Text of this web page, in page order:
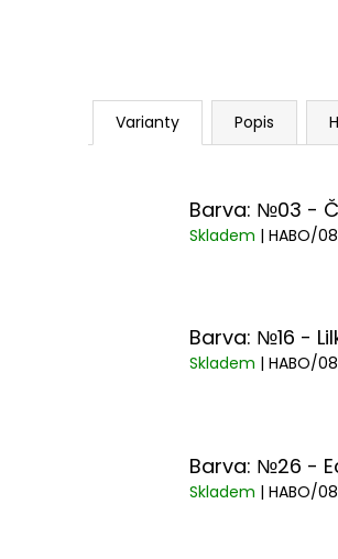
Varianty Popis
Barva: №03 -
Skladem | HABO/
Barva: №16 -
Skladem | HABO/
Barva: №26 -
Skladem | HABO/